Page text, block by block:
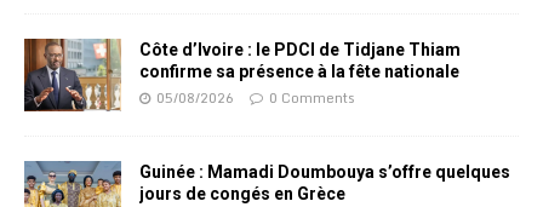
Côte d’Ivoire : le PDCI de Tidjane Thiam
confirme sa présence à la fête nationale
05/08/2026 0 Comments
Guinée : Mamadi Doumbouya s’offre quelques
jours de congés en Grèce